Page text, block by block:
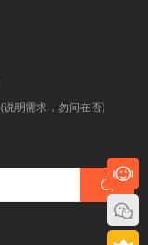
(说明需求，勿问在否)